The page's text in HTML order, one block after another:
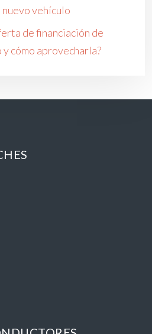
nuevo vehículo
de financiación de
cómo aprovecharla?